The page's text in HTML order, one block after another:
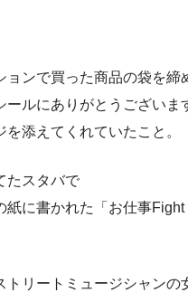
ョンで買った商品の袋を締
ールにありがとうございま
添えてくれていたこと。
たスタバで
紙に書かれた「お仕事Fight
トリートミュージシャンの